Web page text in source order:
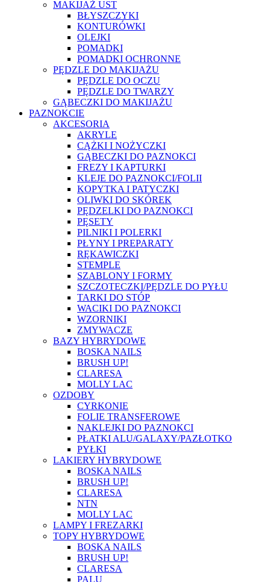
MAKIJAŻ UST
BŁYSZCZYKI
KONTURÓWKI
OLEJKI
POMADKI
POMADKI OCHRONNE
PĘDZLE DO MAKIJAŻU
PĘDZLE DO OCZU
PĘDZLE DO TWARZY
GĄBECZKI DO MAKIJAŻU
PAZNOKCIE
AKCESORIA
AKRYLE
CĄŻKI I NOŻYCZKI
GĄBECZKI DO PAZNOKCI
FREZY I KAPTURKI
KLEJE DO PAZNOKCI/FOLII
KOPYTKA I PATYCZKI
OLIWKI DO SKÓREK
PĘDZELKI DO PAZNOKCI
PĘSETY
PILNIKI I POLERKI
PŁYNY I PREPARATY
RĘKAWICZKI
STEMPLE
SZABLONY I FORMY
SZCZOTECZKI/PĘDZLE DO PYŁU
TARKI DO STÓP
WACIKI DO PAZNOKCI
WZORNIKI
ZMYWACZE
BAZY HYBRYDOWE
BOSKA NAILS
BRUSH UP!
CLARESA
MOLLY LAC
OZDOBY
CYRKONIE
FOLIE TRANSFEROWE
NAKLEJKI DO PAZNOKCI
PŁATKI ALU/GALAXY/PAZŁOTKO
PYŁKI
LAKIERY HYBRYDOWE
BOSKA NAILS
BRUSH UP!
CLARESA
NTN
MOLLY LAC
LAMPY I FREZARKI
TOPY HYBRYDOWE
BOSKA NAILS
BRUSH UP!
CLARESA
PALU